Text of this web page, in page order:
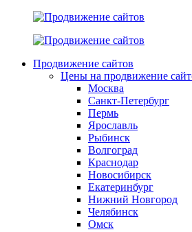
Продвижение сайтов
Цены на продвижение
Москва
Санкт-Петербург
Пермь
Ярославль
Рыбинск
Волгоград
Краснодар
Новосибирск
Екатеринбург
Нижний Новгород
Челябинск
Омск